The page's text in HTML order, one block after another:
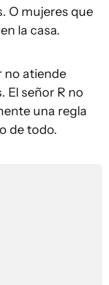
O mujeres que
la casa.
no atiende
El señor R no
una regla
de todo.